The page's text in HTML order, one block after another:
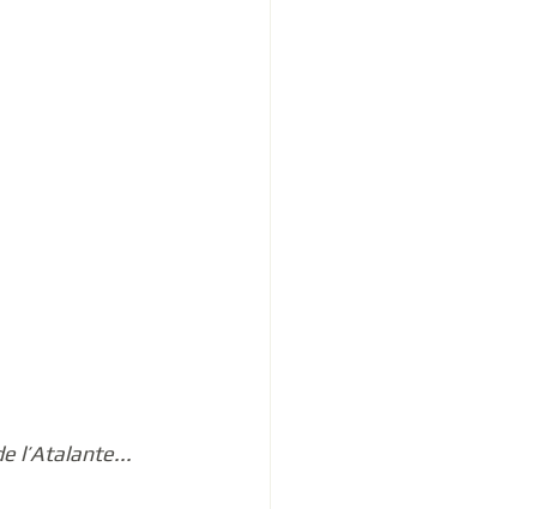
l’Atalante...